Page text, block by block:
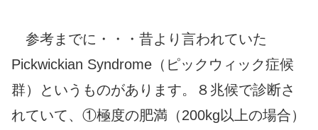
参考までに・・・昔より言われていた
Pickwickian Syndrome（ピックウィック症候
群）というものがあります。８兆候で診断さ
れていて、①極度の肥満（200kg以上の場合）